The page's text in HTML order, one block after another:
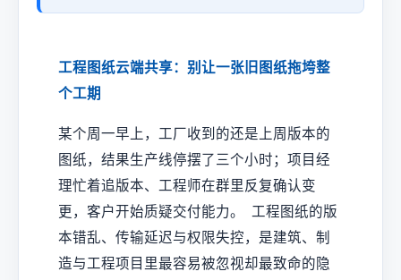
工程图纸云端共享：别让一张旧图纸拖垮整
个工期
某个周一早上，工厂收到的还是上周版本的
图纸，结果生产线停摆了三个小时；项目经
理忙着追版本、工程师在群里反复确认变
更，客户开始质疑交付能力。 工程图纸的版
本错乱、传输延迟与权限失控，是建筑、制
造与工程项目里最容易被忽视却最致命的隐